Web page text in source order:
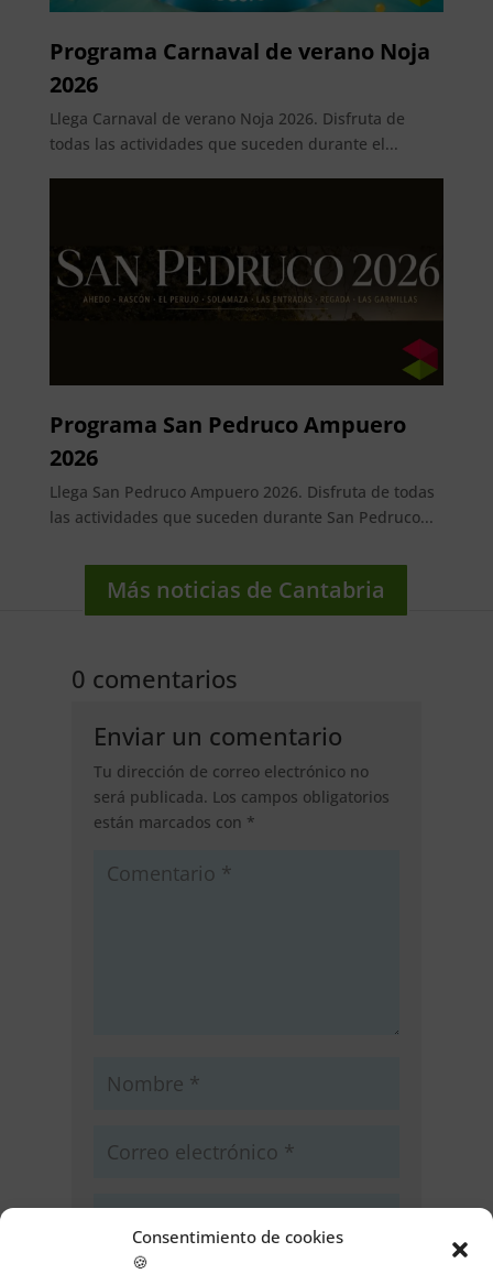
Consentimiento de cookies
🍪
Programa Carnaval de verano Noja
2026
Llega Carnaval de verano Noja 2026. Disfruta de
todas las actividades que suceden durante el...
Programa San Pedruco Ampuero
2026
Llega San Pedruco Ampuero 2026. Disfruta de todas
las actividades que suceden durante San Pedruco...
Más noticias de Cantabria
0 comentarios
Enviar un comentario
Tu dirección de correo electrónico no
será publicada. Los campos obligatorios
están marcados con *
Guarda mi nombre, correo